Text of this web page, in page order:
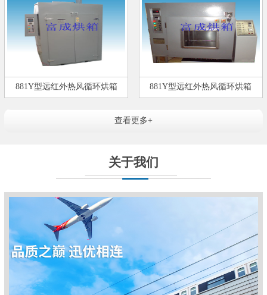
881Y型远红外热风循环烘箱 881Y型远红外热风循环烘箱
查看更多+
关于我们